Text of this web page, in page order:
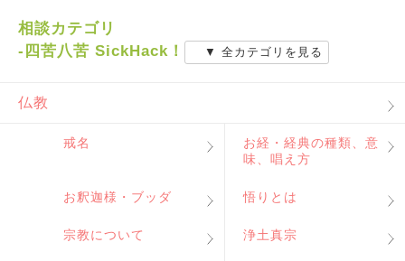
相談カテゴリ
-四苦八苦 SickHack！
▼ 全カテゴリを見る
仏教
戒名
お経・経典の種類、意
味、唱え方
お釈迦様・ブッダ 悟りとは
宗教について 浄土真宗